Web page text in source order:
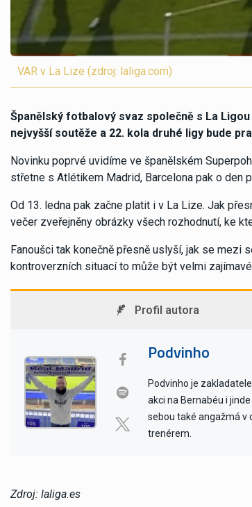
VAR v La Lize (zdroj: laliga.com)
Španělský fotbalový svaz společně s La
nejvyšší soutěže a 22. kola druhé ligy bude
Novinku poprvé uvidíme ve španělském
střetne s Atlétikem Madrid, Barcelona pak o den
Od 13. ledna pak začne platit i v La Lize. Jak
večer zveřejněny obrázky všech rozhodnutí, ke
Fanoušci tak konečně přesně uslyší, jak se mezi
kontroverzních situací to může být velmi
Profil autora
Podvinho
Podvinho je
akci na Bernabéu i
sebou také angažmá v
trenérem.
Zdroj: laliga.es